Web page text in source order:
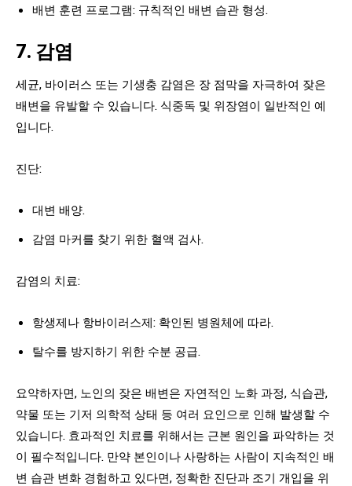
배변 훈련 프로그램: 규칙적인 배변 습관 형성.
7. 감염
세균, 바이러스 또는 기생충 감염은 장 점막을 자극하여 잦은
배변을 유발할 수 있습니다. 식중독 및 위장염이 일반적인 예
입니다.
진단:
대변 배양.
감염 마커를 찾기 위한 혈액 검사.
감염의 치료:
항생제나 항바이러스제: 확인된 병원체에 따라.
탈수를 방지하기 위한 수분 공급.
요약하자면, 노인의 잦은 배변은 자연적인 노화 과정, 식습관,
약물 또는 기저 의학적 상태 등 여러 요인으로 인해 발생할 수
있습니다. 효과적인 치료를 위해서는 근본 원인을 파악하는 것
이 필수적입니다. 만약 본인이나 사랑하는 사람이 지속적인 배
변 습관 변화 경험하고 있다면, 정확한 진단과 조기 개입을 위